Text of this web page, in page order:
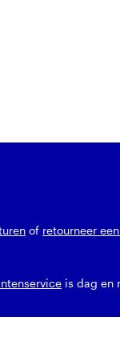
of retourneer
is dag en